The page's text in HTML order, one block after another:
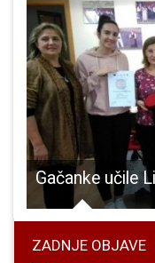
ZADNJE OBJAVE